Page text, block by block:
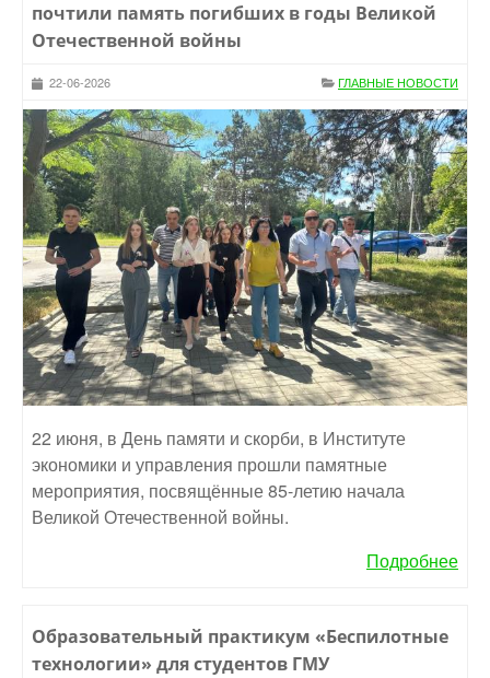
почтили память погибших в годы Великой
Отечественной войны
22-06-2026 ГЛАВНЫЕ НОВОСТИ
22 июня, в День памяти и скорби, в Институте
экономики и управления прошли памятные
мероприятия, посвящённые 85-летию начала
Великой Отечественной войны.
Подробнее
Образовательный практикум «Беспилотные
технологии» для студентов ГМУ